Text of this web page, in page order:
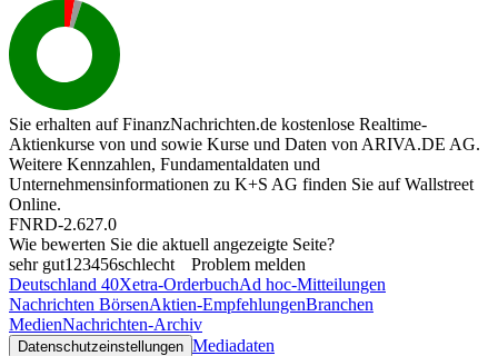
Sie erhalten auf FinanzNachrichten.de kostenlose Realtime-
Aktienkurse von und sowie Kurse und Daten von ARIVA.DE AG.
Weitere Kennzahlen, Fundamentaldaten und
Unternehmensinformationen zu K+S AG finden Sie aufWallstreet
Online.
FNRD-2.627.0
Wie bewerten Sie die aktuell angezeigte Seite?
sehr gut1 23456schlecht
Problem melden
Deutschland 40Xetra-OrderbuchAd hoc-Mitteilungen
Nachrichten BörsenAktien-EmpfehlungenBranchen
MedienNachrichten-Archiv
Datenschutzeinstellungen Mediadaten